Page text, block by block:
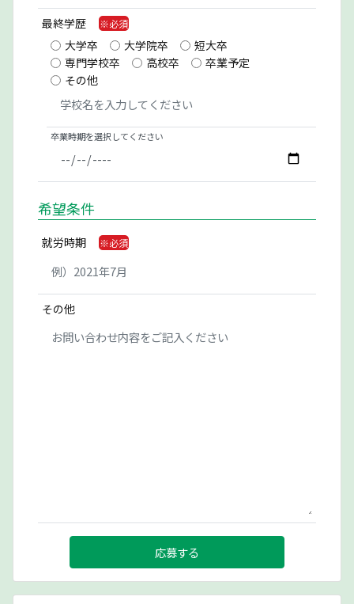
最終学歴
大学卒
大学院卒
短大卒
専門学校卒
高校卒
卒業予定
その他
卒業時期を選択してください
希望条件
就労時期
その他
応募する